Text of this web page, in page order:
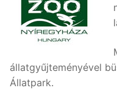
állatgyűjteményével
Állatpark.